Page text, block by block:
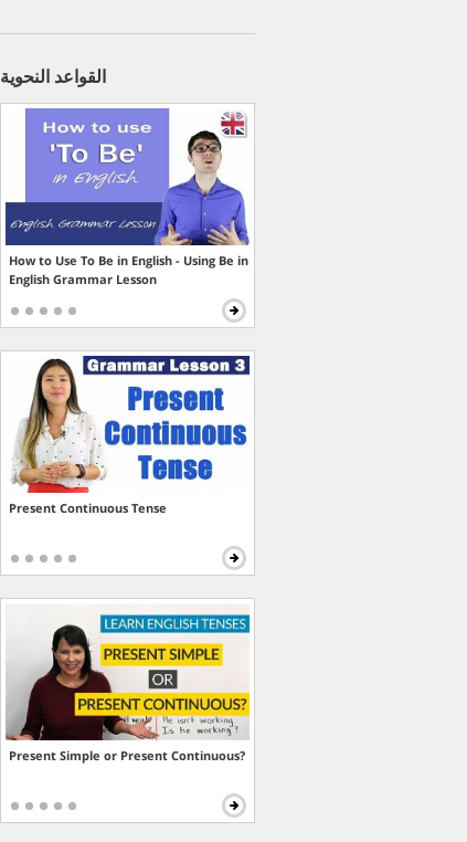
القواعد النحوية
How to Use To Be in English - Using Be in
English Grammar Lesson
Present Continuous Tense
Present Simple or Present Continuous?